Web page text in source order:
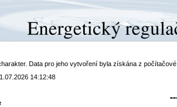
Data pro jeho vytvoření byla získána z
14:12:48